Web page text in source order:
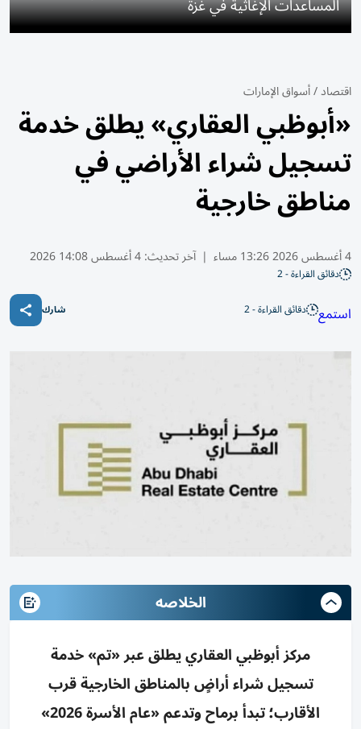
اقتصاد/أسواق الإمارات
«أبوظبي العقاري» يطلق خدمة
تسجيل شراء الأراضي في
مناطق خارجية
4 أغسطس 2026 13:26 مساء | آخر تحديث:4 أغسطس 14:08 2026
دقائق القراءة - 2
استمع دقائق القراءة - 2 شارك
الخلاصه
مركز أبوظبي العقاري يطلق عبر «تم» خدمة
تسجيل شراء أراضٍ بالمناطق الخارجية قرب
الأقارب؛ تبدأ برماح وتدعم «عام الأسرة 2026»